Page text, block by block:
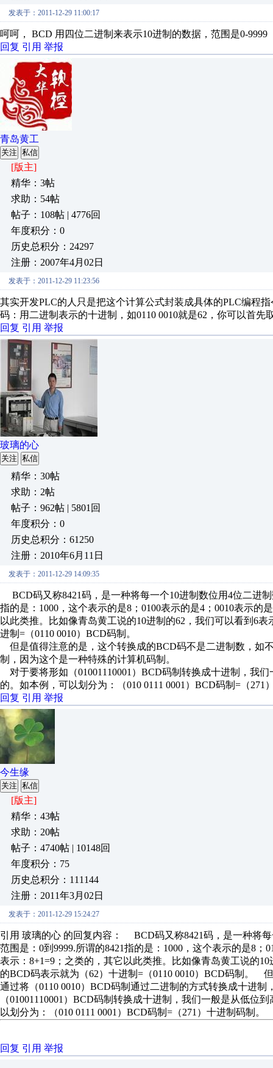
发表于：2011-12-29 11:00:17
呵呵， BCD 用四位二进制来表示10进制的数据，范围是0-
回复 引用 举报
青岛黄工
关注 私信
[版主]
精华：3帖
求助：54帖
帖子：108帖 | 4776回
年度积分：0
历史总积分：24297
注册：2007年4月02日
发表于：2011-12-29 11:23:56
其实开发PLC的人只是把这个计算公式封装成具体的PLC编程
码：用二进制表示的十进制，如0110 0010就是62，你可以首
回复 引用 举报
玻璃的心
关注 私信
精华：30帖
求助：2帖
帖子：962帖 | 5801回
年度积分：0
历史总积分：61250
注册：2010年6月11日
发表于：2011-12-29 14:09:35
BCD码又称8421码，是一种将每一个10进制数位用4位二进
指的是：1000，这个表示的是8；0100表示的是4；0010表示的
以此类推。比如像青岛黄工说的10进制的62，我们可以看到6
进制=（0110 0010）BCD码制。
但是值得注意的是，这个转换成的BCD码不是二进制数，如
制，因为这个是一种特殊的计算机码制。
对于要将形如（01001110001）BCD码制转换成十进制，我
的。如本例，可以划分为：（010 0111 0001）BCD码制=（271
回复 引用 举报
今生缘
关注 私信
[版主]
精华：43帖
求助：20帖
帖子：4740帖 | 10148回
年度积分：75
历史总积分：111144
注册：2011年3月02日
发表于：2011-12-29 15:24:27
引用 玻璃的心 的回复内容： BCD码又称8421码，是一种将
范围是：0到9999.所谓的8421指的是：1000，这个表示的是8；
表示：8+1=9；之类的，其它以此类推。比如像青岛黄工说的
的BCD码表示就为（62）十进制=（0110 0010）BCD码制。
通过将（0110 0010）BCD码制通过二进制的方式转换成十进
（01001110001）BCD码制转换成十进制，我们一般是从低位
以划分为：（010 0111 0001）BCD码制=（271）十进制码制。
回复 引用 举报